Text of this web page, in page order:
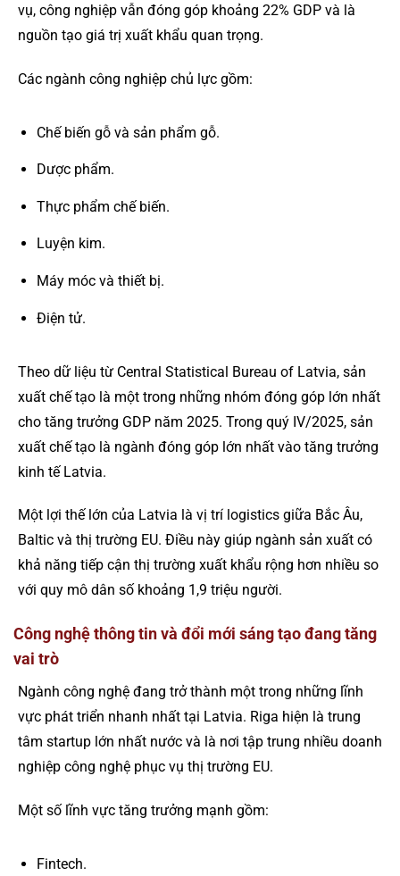
vụ, công nghiệp vẫn đóng góp khoảng 22% GDP và là
nguồn tạo giá trị xuất khẩu quan trọng.
Các ngành công nghiệp chủ lực gồm:
Chế biến gỗ và sản phẩm gỗ.
Dược phẩm.
Thực phẩm chế biến.
Luyện kim.
Máy móc và thiết bị.
Điện tử.
Theo dữ liệu từ Central Statistical Bureau of Latvia, sản
xuất chế tạo là một trong những nhóm đóng góp lớn nhất
cho tăng trưởng GDP năm 2025. Trong quý IV/2025, sản
xuất chế tạo là ngành đóng góp lớn nhất vào tăng trưởng
kinh tế Latvia.
Một lợi thế lớn của Latvia là vị trí logistics giữa Bắc Âu,
Baltic và thị trường EU. Điều này giúp ngành sản xuất có
khả năng tiếp cận thị trường xuất khẩu rộng hơn nhiều so
với quy mô dân số khoảng 1,9 triệu người.
Công nghệ thông tin và đổi mới sáng tạo đang tăng
vai trò
Ngành công nghệ đang trở thành một trong những lĩnh
vực phát triển nhanh nhất tại Latvia. Riga hiện là trung
tâm startup lớn nhất nước và là nơi tập trung nhiều doanh
nghiệp công nghệ phục vụ thị trường EU.
Một số lĩnh vực tăng trưởng mạnh gồm:
Fintech.